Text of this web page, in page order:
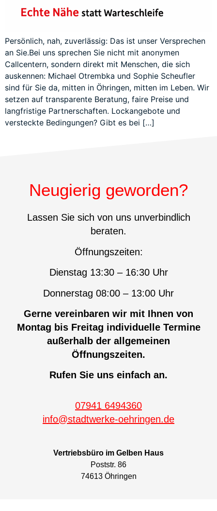
Persönlich, nah, zuverlässig: Das ist unser Versprechen
an Sie.Bei uns sprechen Sie nicht mit anonymen
Callcentern, sondern direkt mit Menschen, die sich
auskennen: Michael Otrembka und Sophie Scheufler
sind für Sie da, mitten in Öhringen, mitten im Leben. Wir
setzen auf transparente Beratung, faire Preise und
langfristige Partnerschaften. Lockangebote und
versteckte Bedingungen? Gibt es bei […]
Neugierig geworden?
Lassen Sie sich von uns unverbindlich
beraten.
Öffnungszeiten:
Dienstag 13:30 – 16:30 Uhr
Donnerstag 08:00 – 13:00 Uhr
Gerne vereinbaren wir mit Ihnen von
Montag bis Freitag individuelle Termine
außerhalb der allgemeinen
Öffnungszeiten.
Rufen Sie uns einfach an.
07941 6494360
info@stadtwerke-oehringen.de
Vertriebsbüro im Gelben Haus
Poststr. 86
74613 Öhringen